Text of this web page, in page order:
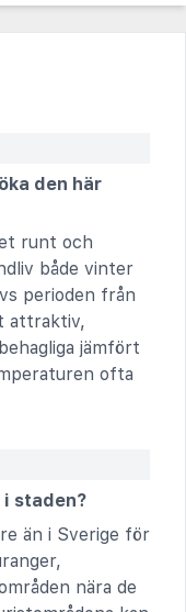
den här
runt och
både vinter
perioden från
attraktiv,
jämfört
ofta
i staden?
än i Sverige för
nära de